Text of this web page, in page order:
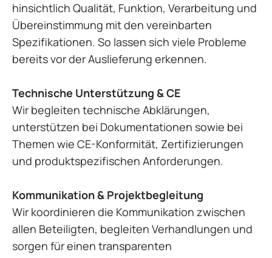
hinsichtlich Qualität, Funktion, Verarbeitung und
Übereinstimmung mit den vereinbarten
Spezifikationen. So lassen sich viele Probleme
bereits vor der Auslieferung erkennen.
Technische Unterstützung & CE
Wir begleiten technische Abklärungen,
unterstützen bei Dokumentationen sowie bei
Themen wie CE-Konformität, Zertifizierungen
und produktspezifischen Anforderungen.
Kommunikation & Projektbegleitung
Wir koordinieren die Kommunikation zwischen
allen Beteiligten, begleiten Verhandlungen und
sorgen für einen transparenten